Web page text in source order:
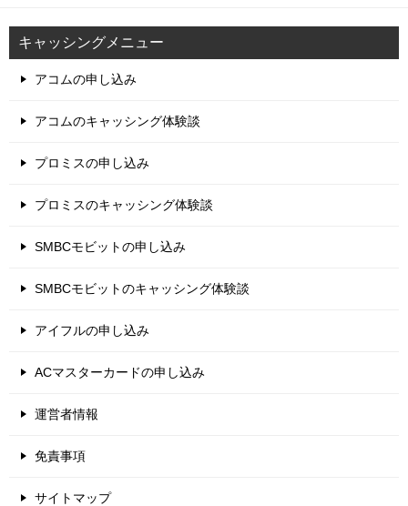
キャッシングメニュー
アコムの申し込み
アコムのキャッシング体験談
プロミスの申し込み
プロミスのキャッシング体験談
SMBCモビットの申し込み
SMBCモビットのキャッシング体験談
アイフルの申し込み
ACマスターカードの申し込み
運営者情報
免責事項
サイトマップ